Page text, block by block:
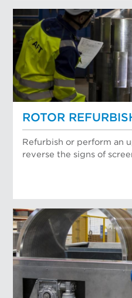
ROTOR
Refurbish or perform an
reverse the signs of